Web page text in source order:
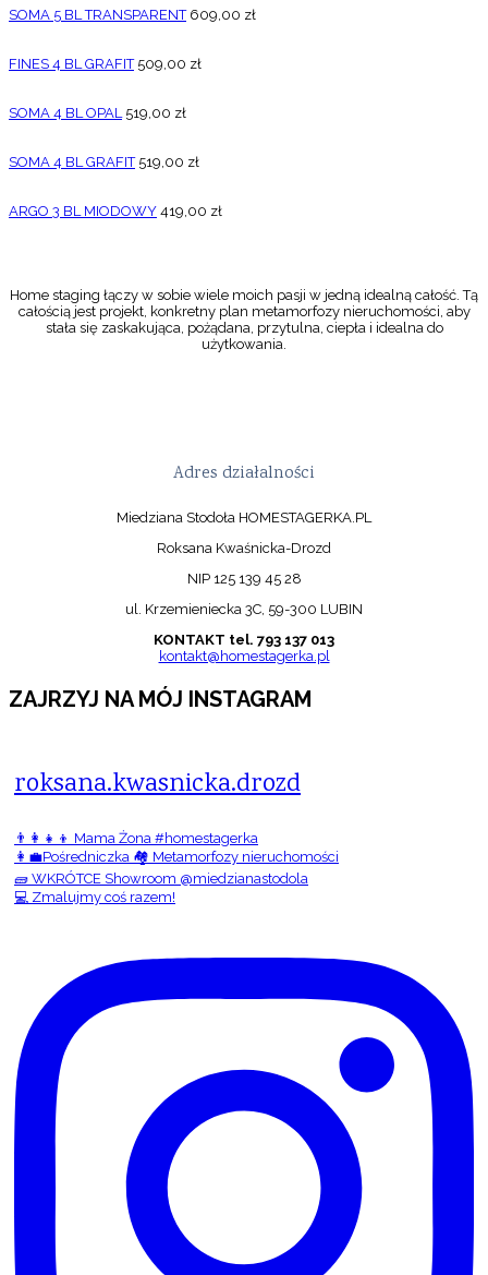
SOMA 5 BL TRANSPARENT 609,00 zł
FINES 4 BL GRAFIT 509,00 zł
SOMA 4 BL OPAL 519,00 zł
SOMA 4 BL GRAFIT 519,00 zł
ARGO 3 BL MIODOWY 419,00 zł
Home staging łączy w sobie wiele moich pasji w jedną idealną całość. Tą
całością jest projekt, konkretny plan metamorfozy nieruchomości, aby
stała się zaskakująca, pożądana, przytulna, ciepła i idealna do
użytkowania.
Adres działalności
Miedziana Stodoła HOMESTAGERKA.PL
Roksana Kwaśnicka-Drozd
NIP 125 139 45 28
ul. Krzemieniecka 3C, 59-300 LUBIN
KONTAKT tel. 793 137 013
kontakt@homestagerka.pl
ZAJRZYJ NA MÓJ INSTAGRAM
roksana.kwasnicka.drozd
👨‍👩‍👧‍👦 Mama Żona #homestagerka
👩‍💼Pośredniczka 🏘️ Metamorfozy nieruchomości
🧱 WKRÓTCE Showroom @miedzianastodola
💻 Zmalujmy coś razem!